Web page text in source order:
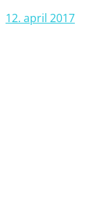
12. april 2017